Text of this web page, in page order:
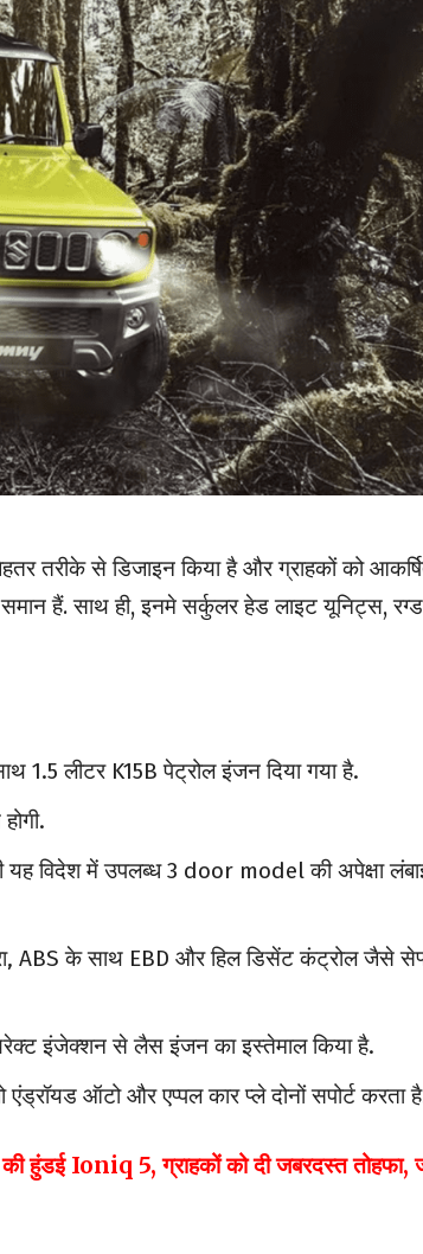
तरीके से डिजाइन किया है और ग्राहकों को
हैं. साथ ही, इनमे सर्कुलर हेड लाइट यूनिट्स, रग्ड
1.5 लीटर K15B पेट्रोल इंजन दिया गया है.
यह विदेश में उपलब्ध 3 door model की अपेक्षा
ABS के साथ EBD और हिल डिसेंट कंट्रोल जैसे
इंजेक्शन से लैस इंजन का इस्तेमाल किया है.
ऑटो और एप्पल कार प्ले दोनों सपोर्ट करता
हुंडई Ioniq 5, ग्राहकों को दी जबरदस्त तोहफा,